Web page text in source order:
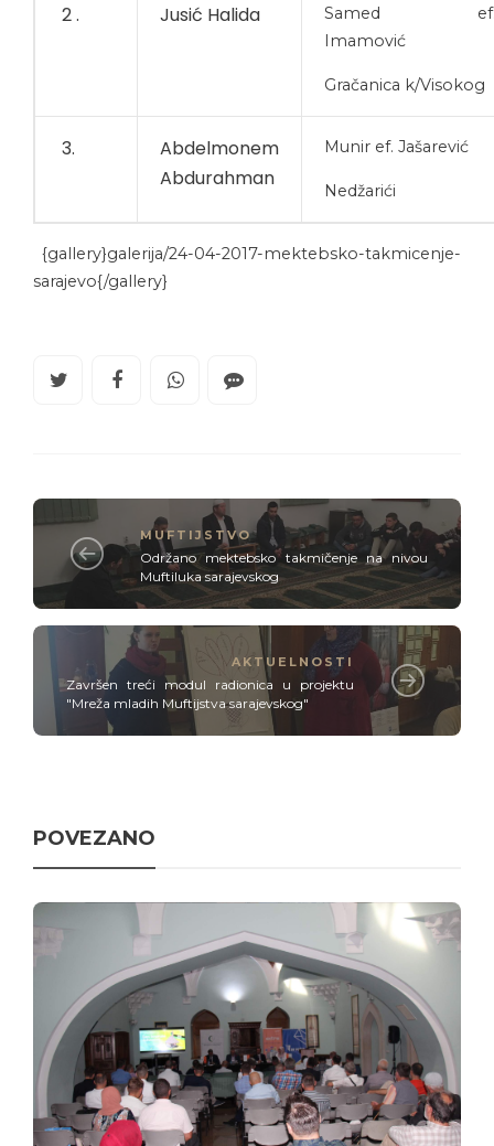
2 . Jusić Halida
Samed
Imamović
Gračanica k/Visokog
3.
Abdelmonem
Abdurahman
Munir ef. Jašarević
Nedžarići
{gallery}galerija/24-04-2017-mektebsko-takmicenje-
sarajevo{/gallery}
MUFTIJSTVO
Održano mektebsko takmičenje na nivou
Muftiluka sarajevskog
AKTUELNOSTI
Završen treći modul radionica u projektu
"Mreža mladih Muftijstva sarajevskog"
POVEZANO